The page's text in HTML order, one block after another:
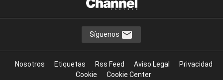
Síguenos
Nosotros Etiquetas Rss Feed Aviso Legal
Privacidad
Cookie
Cookie Center